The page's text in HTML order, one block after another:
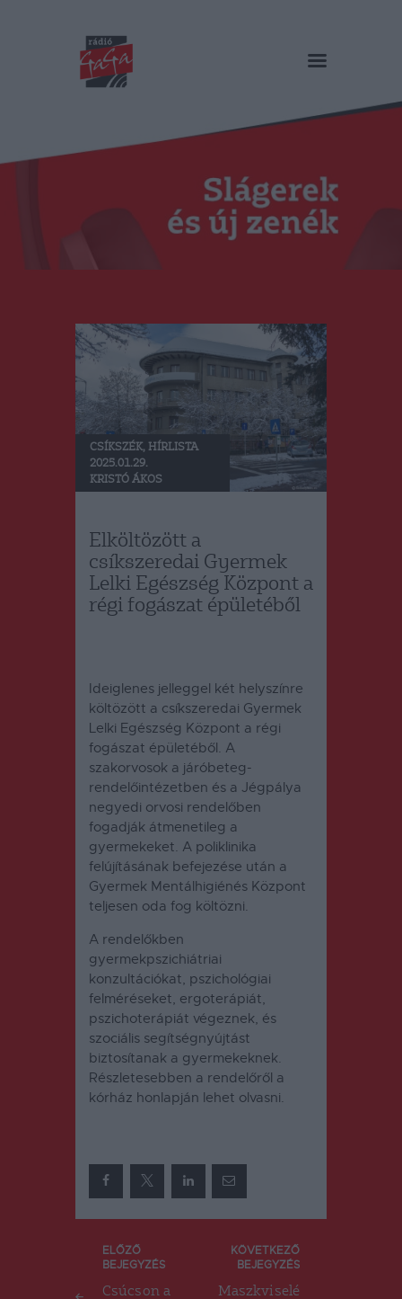
RÁDIÓ GAGA
Műsorok
Duma Duba
Podcast és videók
Stáb
Kapcsolat
RO
CSÍKSZÉK, HÍRLISTA
2025.01.29.
KRISTÓ ÁKOS
Elköltözött a
csíkszeredai Gyermek
Lelki Egészség Központ a
régi fogászat épületéből
Ideiglenes jelleggel két helyszínre
költözött a csíkszeredai Gyermek
Lelki Egészség Központ a régi
fogászat épületéből. A
szakorvosok a járóbeteg-
rendelőintézetben és a Jégpálya
negyedi orvosi rendelőben
fogadják átmenetileg a
gyermekeket. A poliklinika
felújításának befejezése után a
Gyermek Mentálhigiénés Központ
teljesen oda fog költözni.
A rendelőkben
gyermekpszichiátriai
konzultációkat, pszichológiai
felméréseket, ergoterápiát,
pszichoterápiát végeznek, és
szociális segítségnyújtást
biztosítanak a gyermekeknek.
Részletesebben a rendelőről a
kórház honlapján lehet olvasni.
Bejegyzés
navigáció
ELŐZŐ
BEJEGYZÉS
Csúcson a
KÖVETKEZŐ
BEJEGYZÉS
Maszkviselé